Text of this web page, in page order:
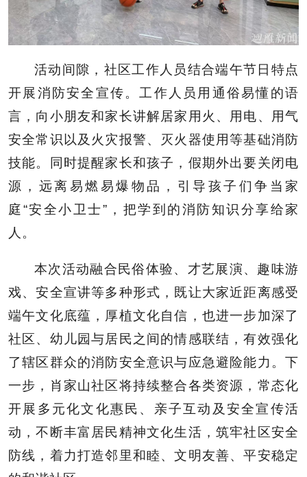
活动间隙，社区工作人员结合端午节日特点
开展消防安全宣传。工作人员用通俗易懂的语
言，向小朋友和家长讲解居家用火、用电、用气
安全常识以及火灾报警、灭火器使用等基础消防
技能。同时提醒家长和孩子，假期外出要关闭电
源，远离易燃易爆物品，引导孩子们争当家
庭“安全小卫士”，把学到的消防知识分享给家
人。
本次活动融合民俗体验、才艺展演、趣味游
戏、安全宣讲等多种形式，既让大家近距离感受
端午文化底蕴，厚植文化自信，也进一步加深了
社区、幼儿园与居民之间的情感联结，有效强化
了辖区群众的消防安全意识与应急避险能力。下
一步，肖家山社区将持续整合各类资源，常态化
开展多元化文化惠民、亲子互动及安全宣传活
动，不断丰富居民精神文化生活，筑牢社区安全
防线，着力打造邻里和睦、文明友善、平安稳定